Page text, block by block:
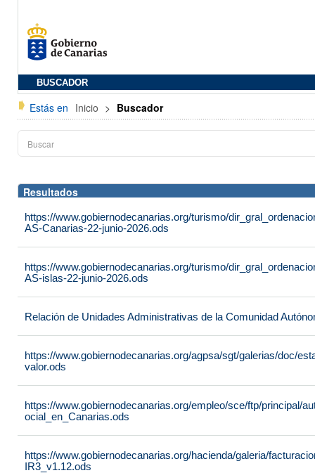
BUSCADOR
Estás en Inicio > Buscador
Resultados
https://www.gobiernodecanarias.org/turismo/
AS-Canarias-22-junio-2026.ods
https://www.gobiernodecanarias.org/turismo/
AS-islas-22-junio-2026.ods
Relación de Unidades Administrativas de la Comunidad
https://www.gobiernodecanarias.org/agpsa/sgt/galerias/doc/
valor.ods
https://www.gobiernodecanarias.org/empleo/sce/ftp/principal/
ocial_en_Canarias.ods
https://www.gobiernodecanarias.org/hacienda/galeria/
IR3_v1.12.ods